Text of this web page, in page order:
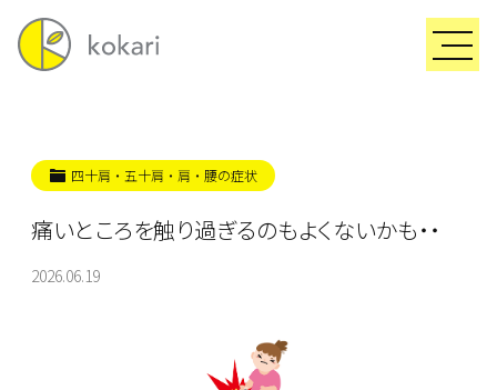
四十肩・五十肩・肩・腰の症状
痛いところを触り過ぎるのもよくないかも・・
2026.06.19